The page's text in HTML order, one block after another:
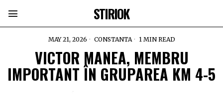
STIRIOK
MAY 21, 2026 CONSTANTA 1 MIN READ
VICTOR MANEA, MEMBRU
IMPORTANT ÎN GRUPAREA KM 4-5